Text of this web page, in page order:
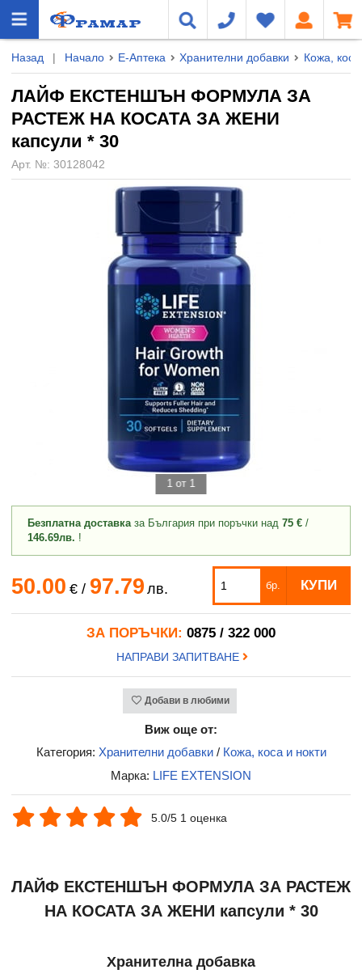
Назад | Начало Е-Аптека Хранителни добавки Кожа,
ЛАЙФ ЕКСТЕНШЪН ФОРМУЛА ЗА
РАСТЕЖ НА КОСАТА ЗА ЖЕНИ
капсули * 30
Арт. №: 30128042
1 от 1
Безплатна доставказа България при поръчки над 75 € /
146.69лв. !
50.00 €/ 97.79 лв. бр. КУПИ
ЗА ПОРЪЧКИ: 0875 / 322 000
НАПРАВИ ЗАПИТВАНЕ
Добави в любими
Виж още от:
Категория: Хранителни добавки/ Кожа, коса и нокти
Марка: LIFE EXTENSION
5.0/5 1 оценка
ЛАЙФ ЕКСТЕНШЪН ФОРМУЛА ЗА РАСТЕЖ
НА КОСАТА ЗА ЖЕНИ капсули * 30
Хранителна добавка